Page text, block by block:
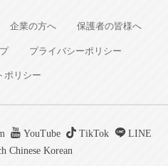
企業の方へ 保護者の皆様へ
プライバシーポリシー
ポリシー
YouTube TikTok
LINE
Chinese Korean